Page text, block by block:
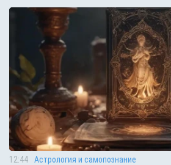
12:44 Астрология и самопознание